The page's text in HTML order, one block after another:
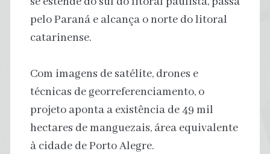
pelo Paraná e alcança o norte do litoral
catarinense.
Com imagens de satélite, drones e
técnicas de georreferenciamento, o
projeto aponta a existência de 49 mil
hectares de manguezais, área equivalente
à cidade de Porto Alegre.